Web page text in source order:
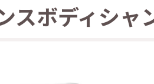
スボディシ